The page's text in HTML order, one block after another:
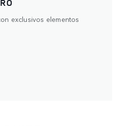
exclusivos elementos